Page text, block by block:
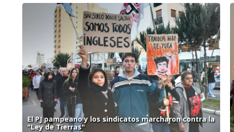
El PJ pampeano y los sindicatos marcharon contra la
"Ley de Tierras"